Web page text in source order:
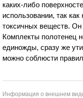
каких-либо
использовании, так
токсичных веществ. Он
Комплекты полотенец
единожды, сразу же
можно соблюсти
Информация о внешнем